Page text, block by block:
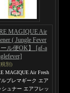
MAGIQUE Air
( Jungle Fever
ル便OK】 [af-a
別)
MAGIQUE Air Fresh
ルブレマギーク エア
シュナー エアフレッ